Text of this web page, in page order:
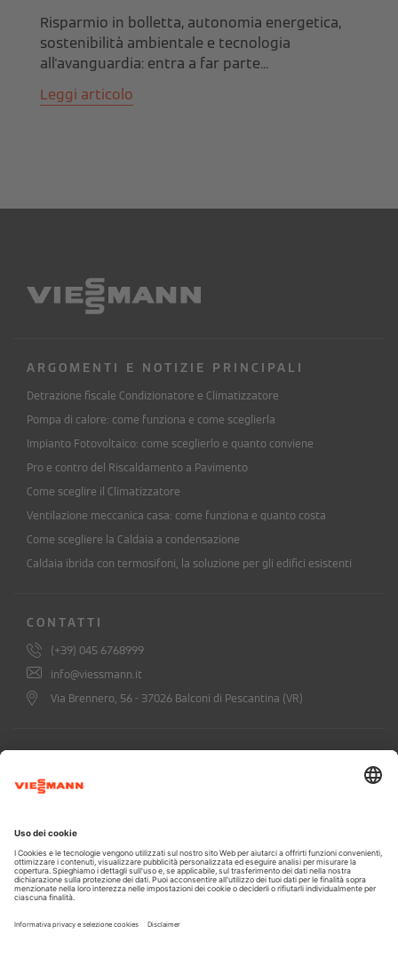
Risparmio in bolletta, autonomia energetica,
sostenibilità ambientale e tecnologia
all'avanguardia: entra a far parte...
Leggi articolo
ARGOMENTI E NOTIZIE PRINCIPALI
Detrazione fiscale Condizionatore e Climatizzatore
Pompa di calore: come funziona e come sceglierla
Impianto Fotovoltaico: come sceglierlo e quanto conviene
Pro e contro del Riscaldamento a Pavimento
Come sceglire il Climatizzatore
Ventilazione meccanica casa: come funziona e quanto costa
Come scegliere la Caldaia a condensazione
Caldaia ibrida con termosifoni, la soluzione per gli edifici esistenti
CONTATTI
(+39) 045 6768999
info@viessmann.it
Via Brennero, 56 - 37026 Balconi di Pescantina (VR)
Confermo di aver preso visione dell'informativa privacy (leggi qui) *
Informazioni legali